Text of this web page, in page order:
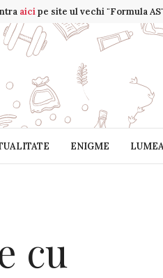
aicipe site ul vechi "Formula AS"
ENIGME
cu